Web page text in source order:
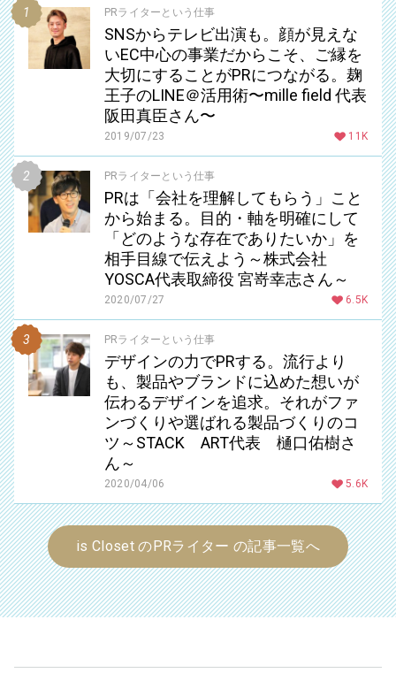
PRライターという仕事
SNSからテレビ出演も。顔が見えな
いEC中心の事業だからこそ、ご縁を
大切にすることがPRにつながる。麹
王子のLINE＠活用術〜mille field 代表
阪田真臣さん〜
2019/07/23 11K
PRライターという仕事
PRは「会社を理解してもらう」こと
から始まる。目的・軸を明確にして
「どのような存在でありたいか」を
相手目線で伝えよう～株式会社
YOSCA代表取締役 宮嵜幸志さん～
2020/07/27 6.5K
PRライターという仕事
デザインの力でPRする。流行より
も、製品やブランドに込めた想いが
伝わるデザインを追求。それがファ
ンづくりや選ばれる製品づくりのコ
ツ～STACK ART代表 樋口佑樹さ
ん～
2020/04/06 5.6K
is Closet のPRライター の記事一覧へ